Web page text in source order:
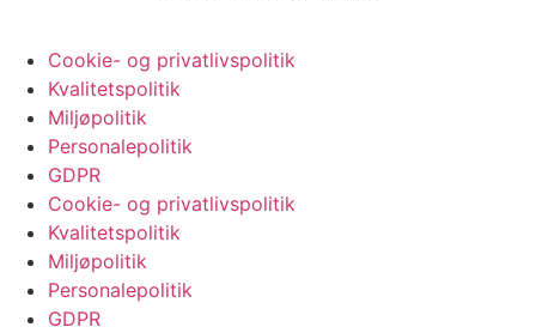
Cookie- og privatlivspolitik
Kvalitetspolitik
Miljøpolitik
Personalepolitik
GDPR
Cookie- og privatlivspolitik
Kvalitetspolitik
Miljøpolitik
Personalepolitik
GDPR